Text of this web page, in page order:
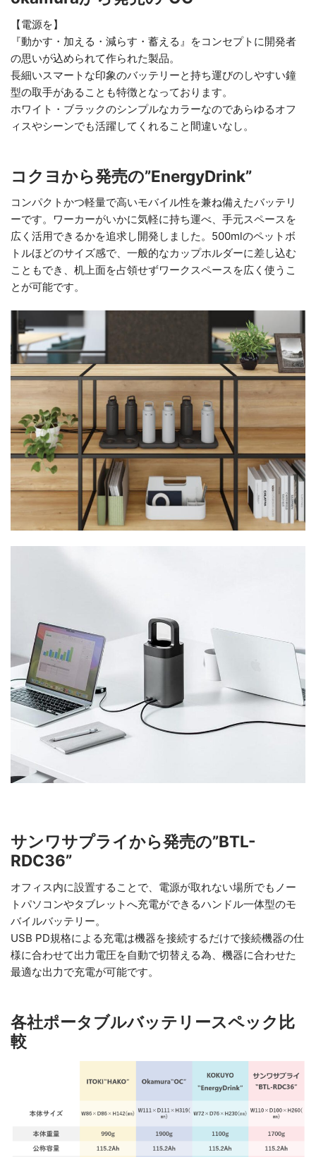
【電源を】
『動かす・加える・減らす・蓄える』をコンセプトに開発者
の思いが込められて作られた製品。
長細いスマートな印象のバッテリーと持ち運びのしやすい鐘
型の取手があることも特徴となっております。
ホワイト・ブラックのシンプルなカラーなのであらゆるオフ
ィスやシーンでも活躍してくれること間違いなし。
コクヨから発売の”EnergyDrink”
コンパクトかつ軽量で高いモバイル性を兼ね備えたバッテリ
ーです。ワーカーがいかに気軽に持ち運べ、手元スペースを
広く活用できるかを追求し開発しました。500mlのペットボ
トルほどのサイズ感で、一般的なカップホルダーに差し込む
こともでき、机上面を占領せずワークスペースを広く使うこ
とが可能です。
サンワサプライから発売の”BTL-
RDC36”
オフィス内に設置することで、電源が取れない場所でもノー
トパソコンやタブレットへ充電ができるハンドル一体型のモ
バイルバッテリー。
USB PD規格による充電は機器を接続するだけで接続機器の仕
様に合わせて出力電圧を自動で切替える為、機器に合わせた
最適な出力で充電が可能です。
各社ポータブルバッテリースペック比
較